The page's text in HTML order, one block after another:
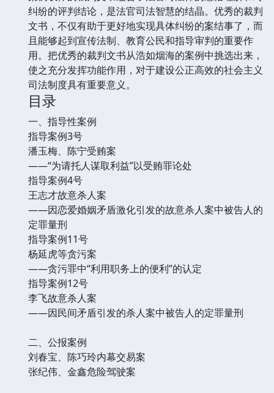
纠纷的评判结论，是法官司法智慧的结晶。优秀的裁判
文书，不仅有助于更好地实现具体纠纷的案结事了，而
且能够起到宣传法制、教育公民和指导审判的重要作
用。把优秀的裁判文书从浩如烟海的案例中挑选出来，
使之充分发挥功能作用，对于建设公正高效的社会主义
司法制度具有重要意义。
目录
一、指导性案例
指导案例3号
潘玉梅、陈宁受贿案
——“为请托人谋取利益”以受贿罪论处
指导案例4号
王志才故意杀人案
——因恋爱婚姻矛盾激化引发的故意杀人案中被告人的
定罪量刑
指导案例11号
杨延虎等贪污案
——贪污罪中“利用职务上的便利”的认定
指导案例12号
李飞故意杀人案
——因民间矛盾引发的杀人案中被告人的定罪量刑
二、公报案例
刘春宝、陈巧玲内幕交易案
张纪伟、金鑫危险驾驶案